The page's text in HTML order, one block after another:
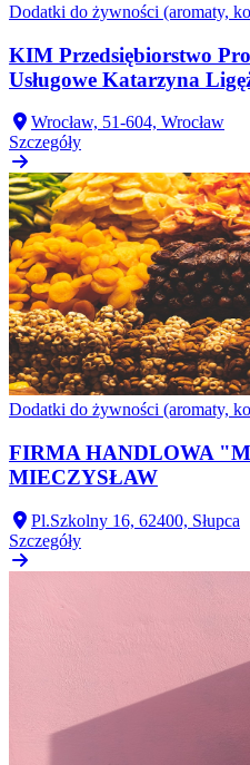
Dodatki do żywności (aromaty,
KIM Przedsiębiorstwo
Usługowe Katarzyna
Wrocław, 51-604, Wrocław
Szczegóły
Dodatki do żywności (aromaty,
FIRMA HANDLOWA
MIECZYSŁAW
Pl.Szkolny 16, 62400, Słupca
Szczegóły